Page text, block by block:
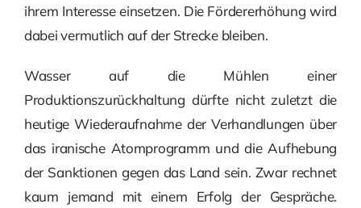
ihrem Interesse einsetzen. Die Fördererhöhung wird
dabei vermutlich auf der Strecke bleiben.
Wasser auf die Mühlen einer
Produktionszurückhaltung dürfte nicht zuletzt die
heutige Wiederaufnahme der Verhandlungen über
das iranische Atomprogramm und die Aufhebung
der Sanktionen gegen das Land sein. Zwar rechnet
kaum jemand mit einem Erfolg der Gespräche.